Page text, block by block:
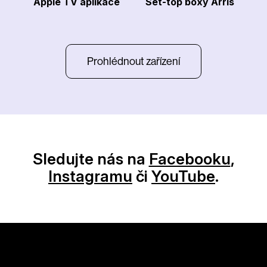
Prohlédnout zařízení
Sledujte nás na Facebooku,
Instagramu či YouTube.